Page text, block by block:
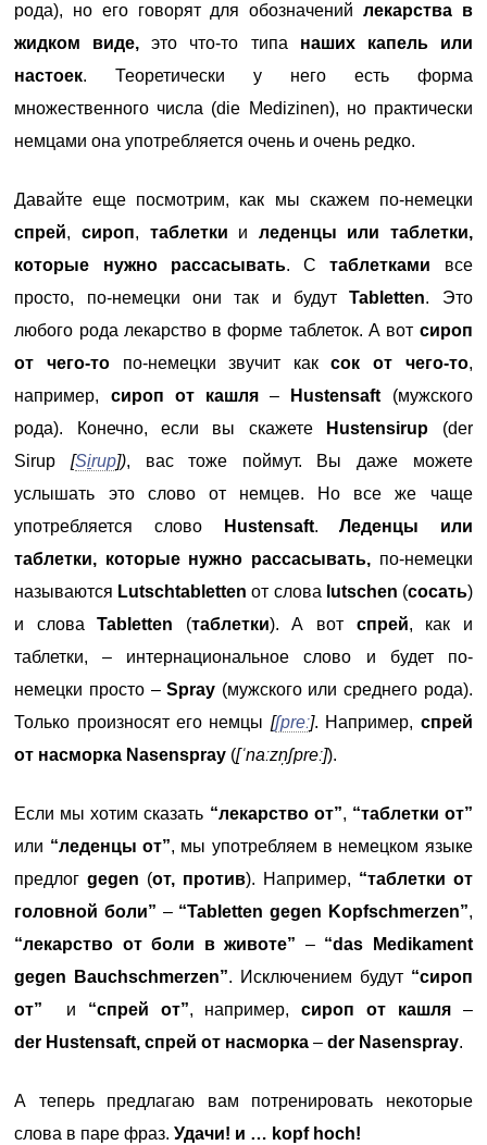
рода), но его говорят для обозначений лекарства в
жидком виде,это что-то типа наших капель или
настоек. Теоретически у него есть форма
множественного числа (die Medizinen), но практически
немцами она употребляется очень и очень редко.
Давайте еще посмотрим, как мы скажем по-немецки
спрей, сироп, таблетки и леденцы или таблетки,
которые нужно рассасывать. Стаблетками все
просто, по-немецки они так и будутTabletten. Это
любого рода лекарство в форме таблеток. А вот сироп
от чего-то по-немецки звучит каксок от чего-то,
например, сироп от кашля– Hustensaft (мужского
рода). Конечно, если вы скажете
Hustensirup (der
Sirup[Sirup]), вас тоже поймут. Вы даже можете
услышать это слово от немцев. Но все же чаще
употребляется слово
Hustensaft.Леденцы или
таблетки, которые нужно рассасывать, по-немецки
называются Lutschtabletten от слова lutschen (сосать)
и словаTabletten (таблетки). А вот спрей, как и
таблетки, – интернациональное слово и будет по-
немецки просто –Spray (мужского или среднего рода).
Только произносят его немцы [ʃpreː]. Например, спрей
от насморка Nasenspray ([ˈnaːzn̩ʃpreː]).
Если мы хотим сказать “лекарство от”, “таблетки от”
или “леденцы от”, мы употребляем в немецком языке
предлогgegen (от, против). Например, “таблетки от
головной боли” – “Tabletten gegen Kopfschmerzen”,
“лекарство от боли в животе” – “das Medikament
gegen Bauchschmerzen”. Исключением будут“сироп
от” и “спрей от”, например,сироп от кашля –
der Hustensaft, спрей от насморка– der Nasenspray.
А теперь предлагаю вам потренировать некоторые
слова в паре фраз.Удачи! и … kopf hoch!